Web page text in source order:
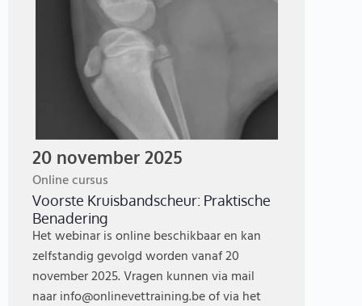
20 november 2025
Online cursus
Voorste Kruisbandscheur: Praktische
Benadering
Het webinar is online beschikbaar en kan
zelfstandig gevolgd worden vanaf 20
november 2025. Vragen kunnen via mail
naar info@onlinevettraining.be of via het